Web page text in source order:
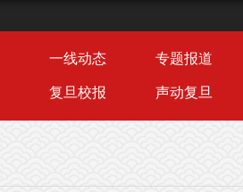
一线动态 专题报道
复旦校报 声动复旦